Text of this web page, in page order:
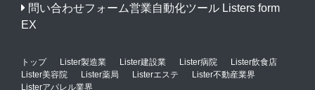
問い合わせフォーム営業自動化ツール Listers form
EX
トップ Lister製造業 Lister建設業 Lister病院
Lister飲食店
Lister美容院
Lister薬局 Listerエステ
Lister不動産業界
Listerアパレル業界